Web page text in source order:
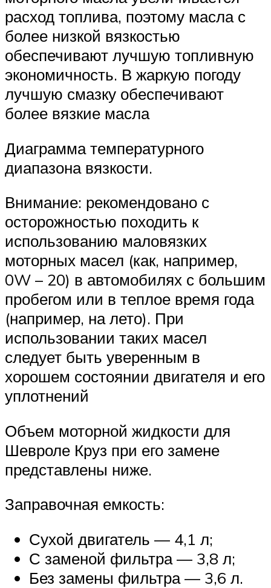
расход топлива, поэтому масла с
более низкой вязкостью
обеспечивают лучшую топливную
экономичность. В жаркую погоду
лучшую смазку обеспечивают
более вязкие масла
Диаграмма температурного
диапазона вязкости.
Внимание: рекомендовано с
осторожностью походить к
использованию маловязких
моторных масел (как, например,
0W – 20) в автомобилях с большим
пробегом или в теплое время года
(например, на лето). При
использовании таких масел
следует быть уверенным в
хорошем состоянии двигателя и его
уплотнений
Объем моторной жидкости для
Шевроле Круз при его замене
представлены ниже.
Заправочная емкость:
Сухой двигатель — 4,1 л;
С заменой фильтра — 3,8 л;
Без замены фильтра — 3,6 л.